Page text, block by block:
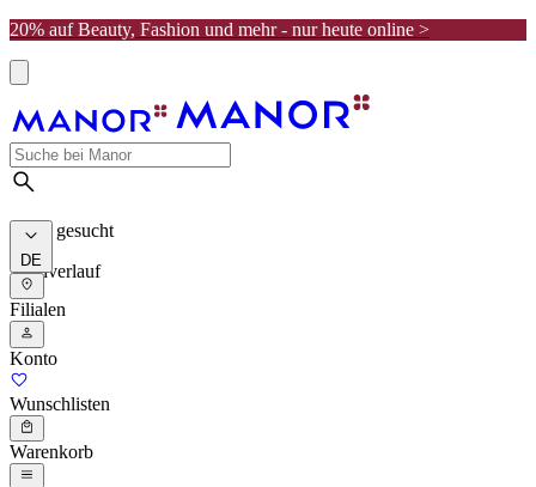
20% auf Beauty, Fashion und mehr - nur heute online >
Meist gesucht
Suchverlauf
DE
Filialen
Konto
Wunschlisten
Warenkorb